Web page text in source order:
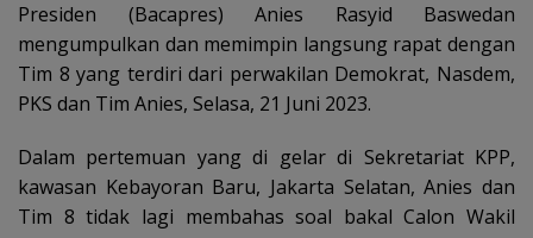
Presiden (Bacapres) Anies Rasyid Baswedan
mengumpulkan dan memimpin langsung rapat dengan
Tim 8 yang terdiri dari perwakilan Demokrat, Nasdem,
PKS dan Tim Anies, Selasa, 21 Juni 2023.
Dalam pertemuan yang di gelar di Sekretariat KPP,
kawasan Kebayoran Baru, Jakarta Selatan, Anies dan
Tim 8 tidak lagi membahas soal bakal Calon Wakil